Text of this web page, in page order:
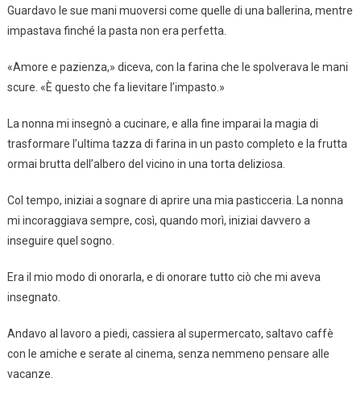
Guardavo le sue mani muoversi come quelle di una ballerina, mentre
impastava finché la pasta non era perfetta.
«Amore e pazienza,» diceva, con la farina che le spolverava le mani
scure. «È questo che fa lievitare l’impasto.»
La nonna mi insegnò a cucinare, e alla fine imparai la magia di
trasformare l’ultima tazza di farina in un pasto completo e la frutta
ormai brutta dell’albero del vicino in una torta deliziosa.
Col tempo, iniziai a sognare di aprire una mia pasticceria. La nonna
mi incoraggiava sempre, così, quando morì, iniziai davvero a
inseguire quel sogno.
Era il mio modo di onorarla, e di onorare tutto ciò che mi aveva
insegnato.
Andavo al lavoro a piedi, cassiera al supermercato, saltavo caffè
con le amiche e serate al cinema, senza nemmeno pensare alle
vacanze.